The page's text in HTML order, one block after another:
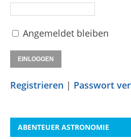
Angemeldet bleiben
Registrieren | Passwort
ABENTEUER ASTRONOMIE